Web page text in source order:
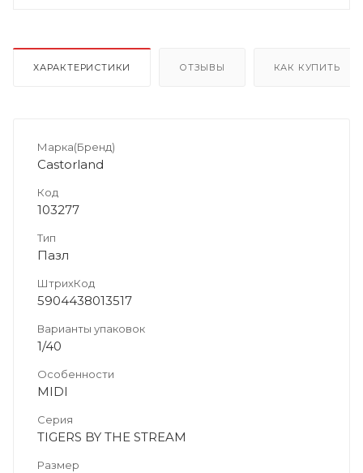
ХАРАКТЕРИСТИКИ ОТЗЫВЫ КАК КУПИТЬ
Марка(Бренд)
Castorland
Код
103277
Тип
Пазл
ШтрихКод
5904438013517
Варианты упаковок
1/40
Особенности
MIDI
Серия
TIGERS BY THE STREAM
Размер